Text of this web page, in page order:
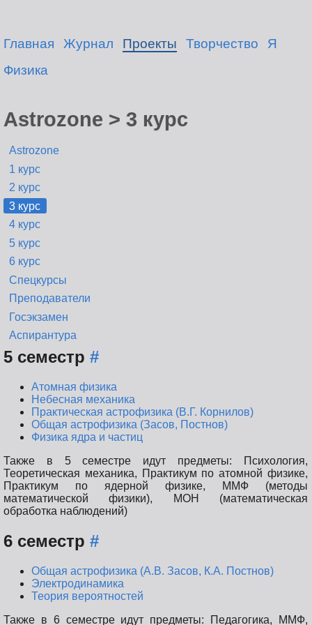
Главная Журнал Проекты Творчество
Я
Физика
Astrozone > 3 курс
Astrozone
1 курс
2 курс
3 курс
4 курс
5 курс
6 курс
Спецкурсы
Преподаватели
Госэкзамен
Аспирантура
5 семестр #
Атомная физика
Небесная механика
Практическая астрофизика (В.Г. Корнилов)
Общая астрофизика (Засов, Постнов)
Физика ядра и частиц
Также в 5 семестре идут предметы: Психология,
Теоретическая механика, Практикум по атомной физике,
Практикум по ядерной физике, ММФ (методы
математической физики), МОН (математическая
обработка наблюдений)
6 семестр #
Общая астрофизика (А.В. Засов, К.А. Постнов)
Электродинамика
Теория вероятностей
Также в 6 семестре идут предметы: Педагогика, ММФ,